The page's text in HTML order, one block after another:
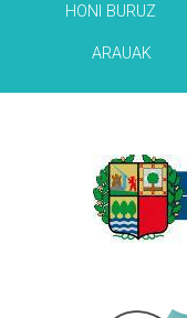
HONI BURUZ
ARAUAK